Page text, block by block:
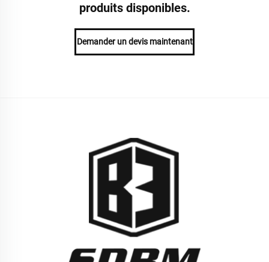
produits disponibles.
Demander un devis maintenant